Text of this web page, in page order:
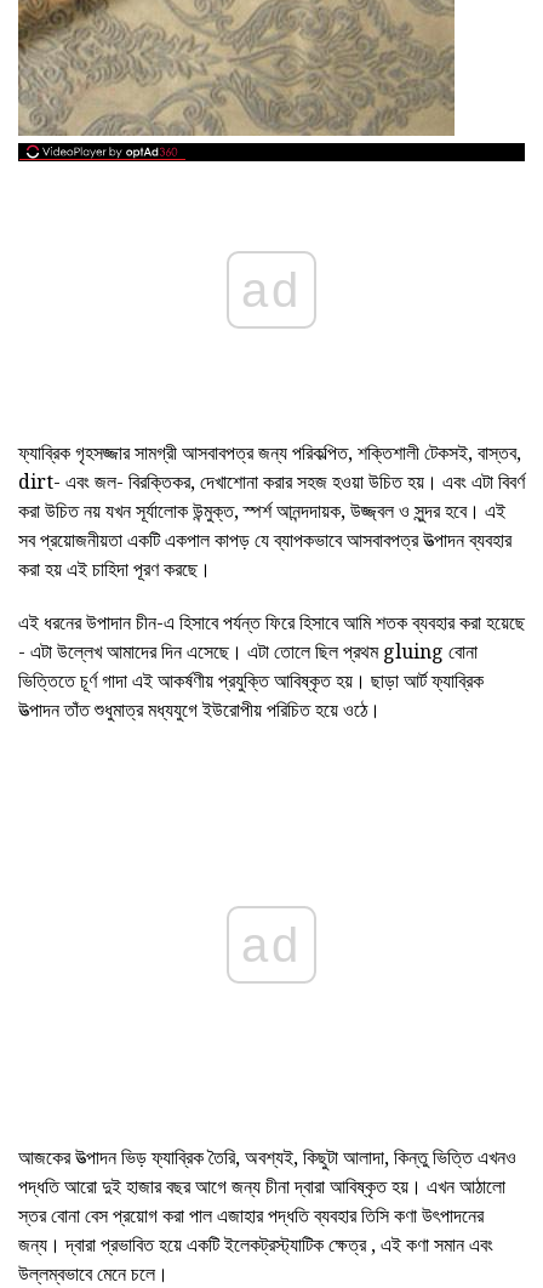
ad
ফ্যাব্রিক গৃহসজ্জার সামগ্রী আসবাবপত্র জন্য পরিকল্পিত, শক্তিশালী টেকসই, বাস্তব,
dirt- এবং জল- বিরক্তিকর, দেখাশোনা করার সহজ হওয়া উচিত হয়। এবং এটা বিবর্ণ
করা উচিত নয় যখন সূর্যালোক উন্মুক্ত, স্পর্শ আনন্দদায়ক, উজ্জ্বল ও সুন্দর হবে। এই
সব প্রয়োজনীয়তা একটি একপাল কাপড় যে ব্যাপকভাবে আসবাবপত্র উত্পাদন ব্যবহার
করা হয় এই চাহিদা পূরণ করছে।
এই ধরনের উপাদান চীন-এ হিসাবে পর্যন্ত ফিরে হিসাবে আমি শতক ব্যবহার করা হয়েছে
- এটা উল্লেখ আমাদের দিন এসেছে। এটা তোলে ছিল প্রথম gluing বোনা
ভিত্তিতে চূর্ণ গাদা এই আকর্ষণীয় প্রযুক্তি আবিষ্কৃত হয়। ছাড়া আর্ট ফ্যাব্রিক
উত্পাদন তাঁত শুধুমাত্র মধ্যযুগে ইউরোপীয় পরিচিত হয়ে ওঠে।
ad
আজকের উত্পাদন ভিড় ফ্যাব্রিক তৈরি, অবশ্যই, কিছুটা আলাদা, কিন্তু ভিত্তি এখনও
পদ্ধতি আরো দুই হাজার বছর আগে জন্য চীনা দ্বারা আবিষ্কৃত হয়। এখন আঠালো
স্তর বোনা বেস প্রয়োগ করা পাল এজাহার পদ্ধতি ব্যবহার তিসি কণা উৎপাদনের
জন্য। দ্বারা প্রভাবিত হয়ে একটি ইলেকট্রস্ট্যাটিক ক্ষেত্র , এই কণা সমান এবং
উল্লম্বভাবে মেনে চলে।